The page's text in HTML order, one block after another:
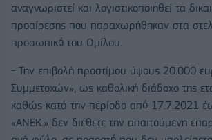
αναγνωριστεί και λογιστικοποιηθεί τα
προαίρεσης που παραχωρήθηκαν στα
προσωπικό του Ομίλου.
- Την επιβολή προστίμου ύψους 20.000
Συμμετοχών», ως καθολική διάδοχο της
καθώς κατά την περίοδο από 17.7.2021
«ΑΝΕΚ.» δεν διέθετε την απαιτούμενη